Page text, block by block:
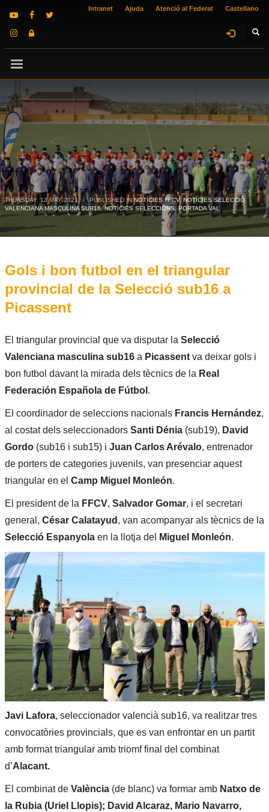
Intranet Ajuda Atenció al Federat Castellano
THURSDAY, 13 MAY 2021 / PUBLISHED INNOTÍCIES FFCV, NOTÍCIES SELECCIÓ
VALENCIANA MASCULINA SUB16,NOTÍCIES SELECCIONS,PORTADA VAL
Gols i bon futbol en el triangular
provincial de la Selecció sub16 a
Picassent
El triangular provincial que va disputar la Selecció
Valenciana masculina sub16a Picassent va deixar gols i
bon futbol davant la mirada dels tècnics de la Real
Federación Española de Fútbol .
El coordinador de seleccions nacionals Francis Hernández,
al costat dels seleccionadors Santi Dénia(sub19), David
Gordo(sub16 i sub15) i Juan Carlos Arévalo, entrenador
de porters de categories juvenils, van presenciar aquest
triangular en el Camp Miguel Monleón.
El president de la FFCV, Salvador Gomar, i el secretari
general, César Calatayud , van acompanyar als tècnics de la
Selecció Espanyola en la llotja del Miguel Monleón.
Javi Lafora, seleccionador valencià sub16, va realitzar tres
convocatòries provincials, que es van enfrontar en un partit
amb format triangular amb triomf final del combinat
d’Alacant.
El combinat de València (de blanc) va formar amb Natxo de
la Rubia (Uriel Llopis); David Alcaraz, Mario Navarro,